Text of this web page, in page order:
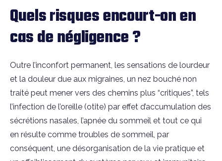
Quels risques encourt-on en
cas de négligence ?
Outre l’inconfort permanent, les sensations de lourdeur
et la douleur due aux migraines, un nez bouché non
traité peut mener vers des chemins plus “critiques”, tels
l’infection de l’oreille (otite) par effet d’accumulation des
sécrétions nasales, l’apnée du sommeil et tout ce qui
en résulte comme troubles de sommeil, par
conséquent, une désorganisation de la vie pratique et